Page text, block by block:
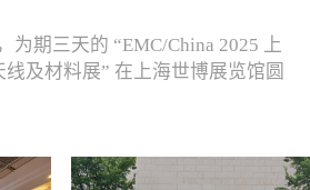
为期三天的 “EMC/China 2025 上
及材料展” 在上海世博展览馆圆
兼容领域的行业盛会，本届展
形式，深入交流行业见解，踊